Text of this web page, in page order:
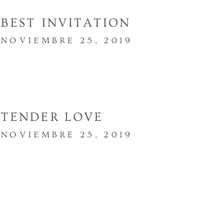
BEST INVITATION
NOVIEMBRE 25, 2019
TENDER LOVE
NOVIEMBRE 25, 2019